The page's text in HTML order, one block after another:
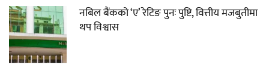
नबिल बैंकको ‘ए’ रेटिङ पुनः पुष्टि, वित्तीय मजबुतीमा
थप विश्वास